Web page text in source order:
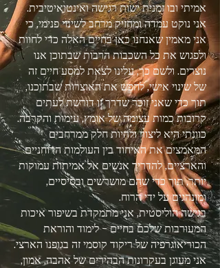
אמיתי ובו זמנית ישות רגישה ואינטואיטיבית.
אני נוקט עמדה ומחזיק מרחב לשינוי פנימי, כי
אני מאמין שאנחנו כאן בחיים האלה כדי לחוות
ולפגוש את כל השכבות הרבות שבתוכן אנו
נוצרים. ולשם כך, עלינו לצאת למסע חיים זה
של שינוי אישי, לחפש את האוצרות שבתוכנו,
תוך כדי שאני זוכר שדרך זו דורשת לעתים
קרובות כמות עצומה של אומץ, עימות והקרבה.
כוונתי היא ליצור ולהיות חלק ממרחבים
המאמצים את האיחוד בין העולמות הרוחניים
והארציים, להדריך אנשים אל אמיתות עמוקות
יותר, תוך כדי שהם מושרשים ובסיסיים,
ומונהגים על ידי הרוח.
בגישה הוליסטית, אני מתמקדת בשיפור איכות
המעורבות שלכם בחיים - לימוד והוראת
הכוריאוגרפיה של ריקוד קוסמי זה בגופנו הארצי.
אני מעוגן בעקרונות הבהירים של אהבה, אמון,